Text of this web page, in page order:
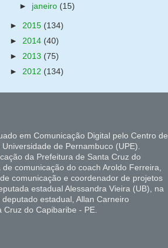
► janeiro (15)
► 2015 (134)
► 2014 (40)
► 2013 (75)
► 2012 (134)
em Comunicação Digital pelo Centro de
de Pernambuco (UPE).
da Prefeitura de Santa Cruz do
comunicação do coach Aroldo Ferreira,
comunicação e coordenador de projetos
estadual Alessandra Vieira (UB), na
estadual, Allan Carneiro
do Capibaribe - PE.